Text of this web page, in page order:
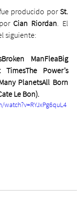
producido por St.
Cian Riordan . El
siguiente:
ManFleaBig
Power’s
PlanetsAll Born
Le Bon).